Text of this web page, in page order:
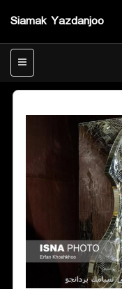
Siamak Yazdanjoo
منو